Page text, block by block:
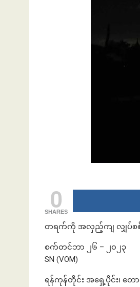
0
SHARES
တရက်ကို အလှည့်ကျ လျှပ်စစ်
စက်တင်ဘာ ၂၆ – ၂၀၂၃
SN (VOM)
ရန်ကုန်တိုင်း အရှေ့ပိုင်း၊ တ